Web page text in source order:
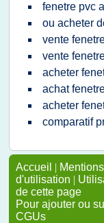
fenetre pvc
ou acheter
vente
vente
acheter
achat
acheter
comparatif
Accueil |
d'utilisation |
de cette page
Pour ajouter ou
CGUs